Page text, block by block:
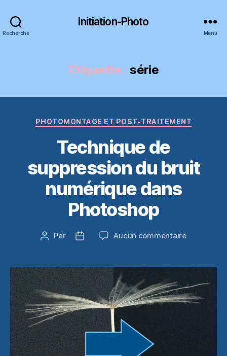
Recherche
Initiation-Photo
Menu
Étiquette :série
Catégories
PHOTOMONTAGE ET POST-TRAITEMENT
Technique de
suppression du bruit
numérique dans
Photoshop
Auteur
Par
Date
Aucun commentairesur
bruit
numérique